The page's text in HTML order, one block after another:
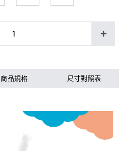
1
商品規格 尺寸對照表